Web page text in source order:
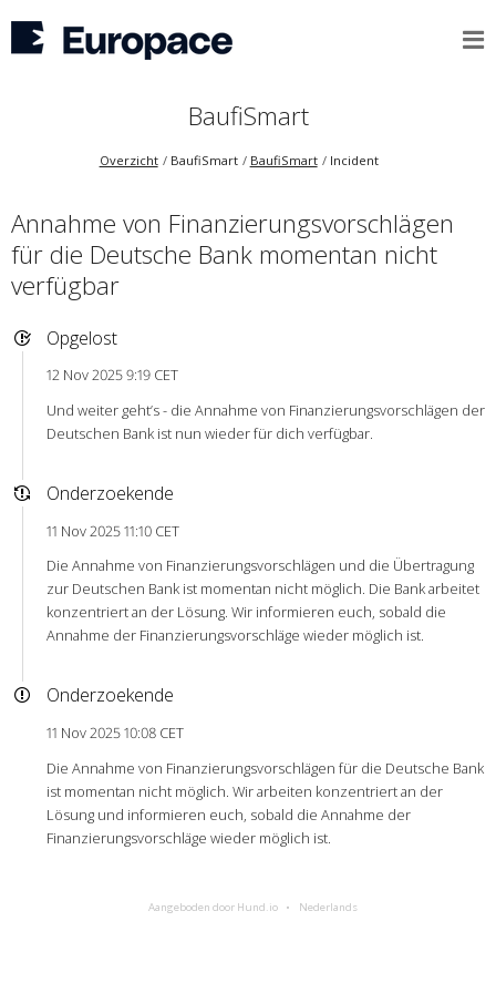
BaufiSmart
Overzicht BaufiSmart BaufiSmart Incident
Annahme von Finanzierungsvorschlägen
für die Deutsche Bank momentan nicht
verfügbar
Opgelost
12 Nov 2025 9:19 CET
Und weiter geht’s - die Annahme von Finanzierungsvorschlägen der
Deutschen Bank ist nun wieder für dich verfügbar.
Onderzoekende
11 Nov 2025 11:10 CET
Die Annahme von Finanzierungsvorschlägen und die Übertragung
zur Deutschen Bank ist momentan nicht möglich. Die Bank arbeitet
konzentriert an der Lösung. Wir informieren euch, sobald die
Annahme der Finanzierungsvorschläge wieder möglich ist.
Onderzoekende
11 Nov 2025 10:08 CET
Die Annahme von Finanzierungsvorschlägen für die Deutsche Bank
ist momentan nicht möglich. Wir arbeiten konzentriert an der
Lösung und informieren euch, sobald die Annahme der
Finanzierungsvorschläge wieder möglich ist.
Aangeboden door Hund.io Nederlands